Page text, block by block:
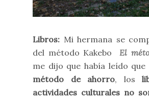
Libros: Mi hermana se
del método KakeboEl
me dijo que había leído que
método de ahorro, los
actividades culturales no